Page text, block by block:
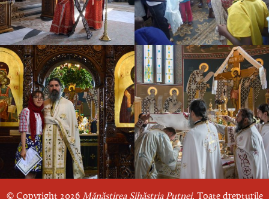
© Copyright 2026 Mănăstirea Sihăstria Putnei. Toate drepturile